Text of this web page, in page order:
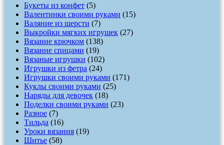
Букеты из конфет (5)
Валентинки своими руками (15)
Валяние из шерсти (7)
Выкройки мягких игрушек (27)
Вязание крючком (138)
Вязание спицами (19)
Вязаные игрушки (102)
Игрушки из фетра (24)
Игрушки своими руками (171)
Куклы своими руками (25)
Наряды для девочек (18)
Поделки своими руками (23)
Разное (7)
Тильда (16)
Уроки вязания (19)
Шитье (58)